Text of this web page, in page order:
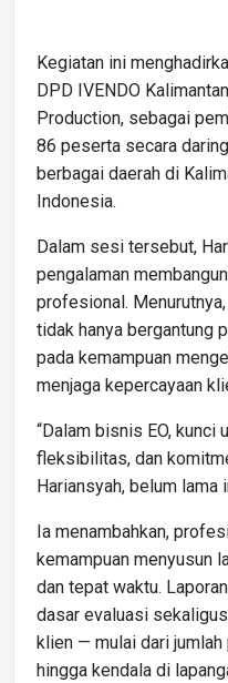
Kegiatan ini
DPD IVENDO
Production, sebagai
86 peserta secara
berbagai daerah di
Indonesia.
Dalam sesi tersebut,
pengalaman
profesional.
tidak hanya bergantung
pada kemampuan
menjaga kepercayaan
“Dalam bisnis EO, kunci
fleksibilitas, dan
Hariansyah, belum lama
Ia menambahkan,
kemampuan menyusun
dan tepat waktu.
dasar evaluasi
klien — mulai dari
hingga kendala di